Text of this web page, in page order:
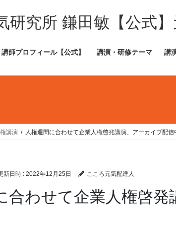
研究所 鎌田敏【公式
講師プロフィール【公式】 講演・研修テーマ 講
講演 人権週間に合わせて企業人権啓発講演、アーカイブ配信
新日時 : 2022年12月25日 こころ元気配達人
合わせて企業人権啓発